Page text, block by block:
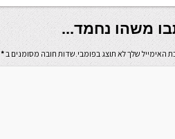
משהו נחמד...
האימייל שלך לא תוצג בפומבי.שדות חובה מסומנים ב*